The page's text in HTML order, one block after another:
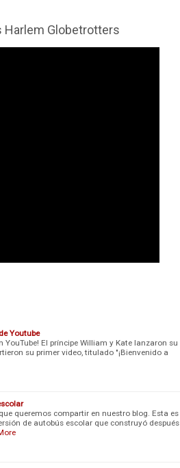
Harlem Globetrotters
Youtube
YouTube! El príncipe William y Kate lanzaron su
su primer video, titulado "¡Bienvenido a
queremos compartir en nuestro blog. Esta es
de autobús escolar que construyó después